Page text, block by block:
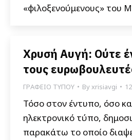
«φιλοξενούμενους» του
Χρυσή Αυγή: Ούτε
τους
ΓΡΑΦΕΙΟ ΤΥΠΟΥ Byxrisiavgi
Τόσο στον έντυπο, όσο
ηλεκτρονικό τύπο,
παρακάτω το οποίο